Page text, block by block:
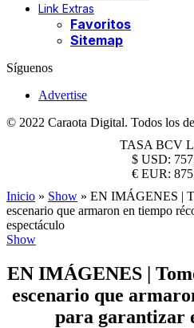
Link Extras
Favoritos
Sitemap
Síguenos
Advertise
© 2022 Caraota Digital. Todos los
TASA BCV
$ USD:
€ EUR:
Inicio » Show » EN IMÁGENES |
escenario que armaron en tiempo
espectáculo
Show
EN IMÁGENES |
escenario que
para garantizar